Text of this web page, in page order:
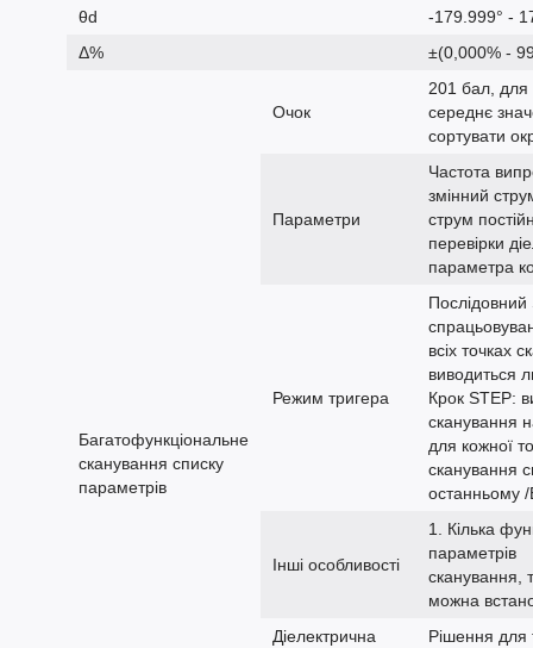
θd
-179.999° -
Δ%
±(0,000% -
Багатофункціональне
сканування списку
параметрів
Очок
201 бал, для
середнє
сортувати
Параметри
Частота
змінний
струм
перевірки
параметра
Режим тригера
всіх точках
виводиться
Крок STEP:
сканування
для кожної
сканування
останньому
Інші особливості
1. Кілька
параметрів
сканування,
можна
Діелектрична
Рішення для